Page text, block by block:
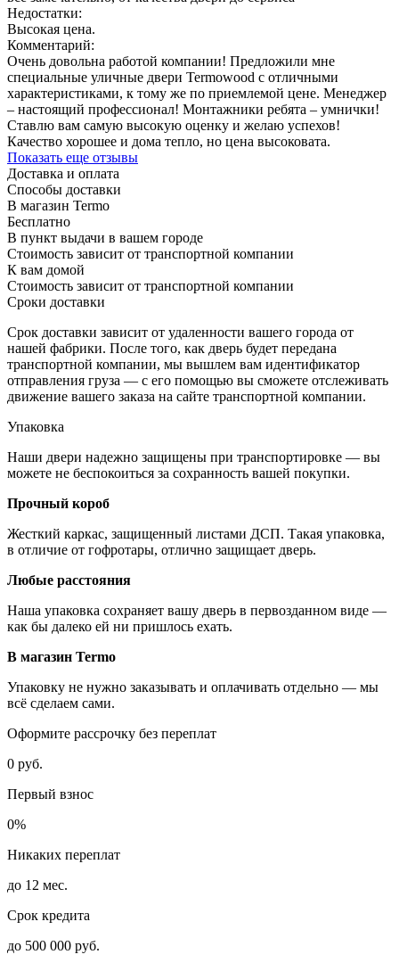
Недостатки:
Высокая цена.
Комментарий:
Очень довольна работой компании! Предложили мне
специальные уличные двери Termowood с отличными
характеристиками, к тому же по приемлемой цене. Менеджер
– настоящий профессионал! Монтажники ребята – умнички!
Ставлю вам самую высокую оценку и желаю успехов!
Качество хорошее и дома тепло, но цена высоковата.
Показать еще отзывы
Доставка и оплата
Способы доставки
В магазин Termo
Бесплатно
В пункт выдачи в вашем городе
Стоимость зависит от транспортной компании
К вам домой
Стоимость зависит от транспортной компании
Сроки доставки
Срок доставки зависит от удаленности вашего города от
нашей фабрики. После того, как дверь будет передана
транспортной компании, мы вышлем вам идентификатор
отправления груза — с его помощью вы сможете отслеживать
движение вашего заказа на сайте транспортной компании.
Упаковка
Наши двери надежно защищены при транспортировке — вы
можете не беспокоиться за сохранность вашей покупки.
Прочный короб
Жесткий каркас, защищенный листами ДСП. Такая упаковка,
в отличие от гофротары, отлично защищает дверь.
Любые расстояния
Наша упаковка сохраняет вашу дверь в первозданном виде —
как бы далеко ей ни пришлось ехать.
В магазин Termo
Упаковку не нужно заказывать и оплачивать отдельно — мы
всё сделаем сами.
Оформите рассрочку без переплат
0 руб.
Первый взнос
0%
Никаких переплат
до 12 мес.
Срок кредита
до 500 000 руб.